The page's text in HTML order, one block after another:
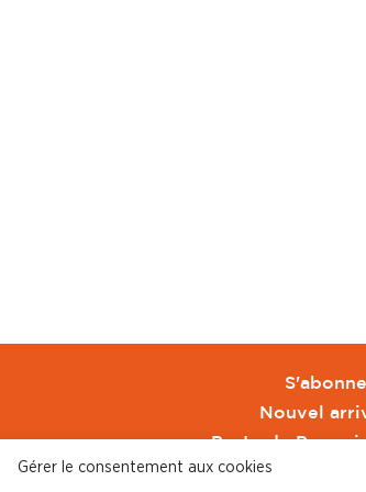
Gérer le consentement aux cookies
Nouvel
Pacte de
Toute l'actu